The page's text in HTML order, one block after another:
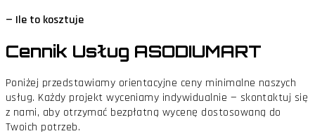
— Ile to kosztuje
Cennik Usług ASODIUMART
Poniżej przedstawiamy orientacyjne ceny minimalne naszych
usług. Każdy projekt wyceniamy indywidualnie — skontaktuj się
z nami, aby otrzymać bezpłatną wycenę dostosowaną do
Twoich potrzeb.